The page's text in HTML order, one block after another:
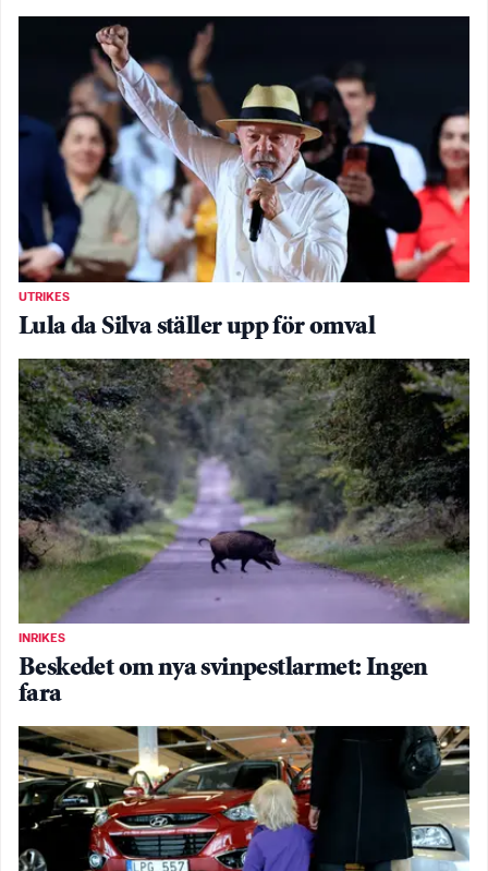
UTRIKES
Lula da Silva ställer upp för omval
INRIKES
Beskedet om nya svinpestlarmet: Ingen
fara